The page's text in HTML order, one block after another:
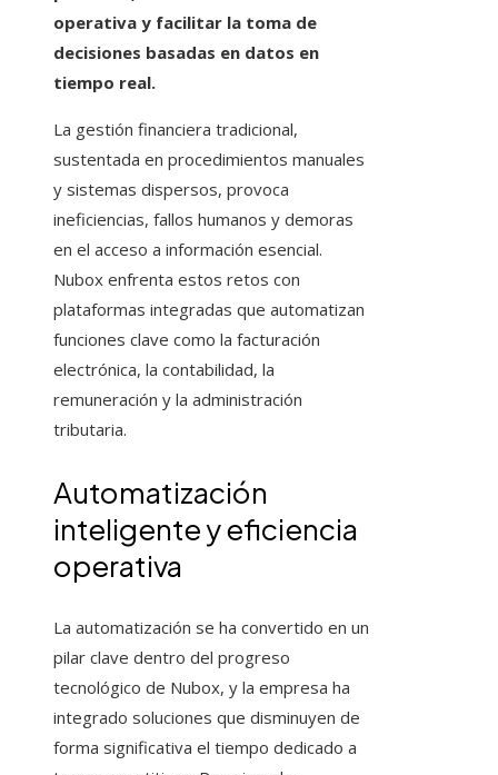
operativa y facilitar la toma de
decisiones basadas en datos en
tiempo real.
La gestión financiera tradicional,
sustentada en procedimientos manuales
y sistemas dispersos, provoca
ineficiencias, fallos humanos y demoras
en el acceso a información esencial.
Nubox enfrenta estos retos con
plataformas integradas que automatizan
funciones clave como la facturación
electrónica, la contabilidad, la
remuneración y la administración
tributaria.
Automatización
inteligente y eficiencia
operativa
La automatización se ha convertido en un
pilar clave dentro del progreso
tecnológico de Nubox, y la empresa ha
integrado soluciones que disminuyen de
forma significativa el tiempo dedicado a